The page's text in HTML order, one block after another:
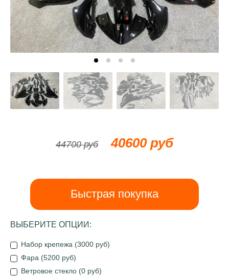
44700 руб 40600 руб
Быстрая покупка
ВЫБЕРИТЕ ОПЦИИ:
Набор крепежа (3000 руб)
Фара (5200 руб)
Ветровое стекло (0 руб)